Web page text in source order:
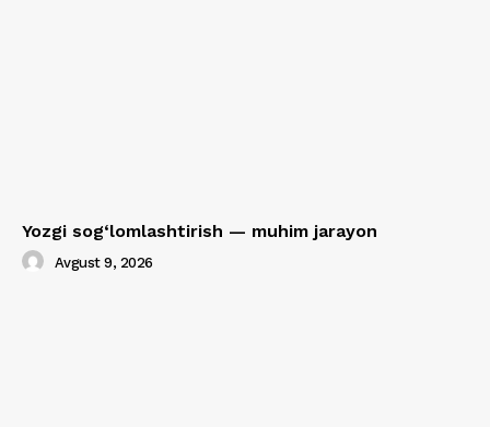
Yozgi sog‘lomlashtirish — muhim jarayon
Avgust 9, 2026